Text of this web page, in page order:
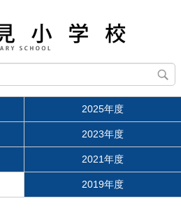
2025年度
2023年度
2021年度
2019年度